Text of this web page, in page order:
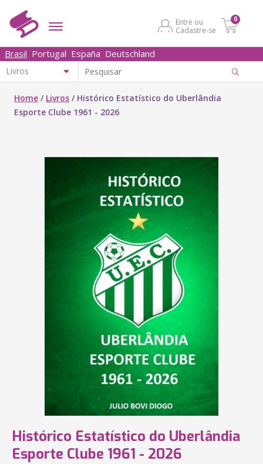
Entre ou
Cadastre-se
0
Brasil Portugal España Deutschland
Home / Livros / Histórico Estatístico do Uberlândia
Esporte Clube 1961 - 2026
Histórico Estatístico do Uberlândia
Esporte Clube 1961 - 2026